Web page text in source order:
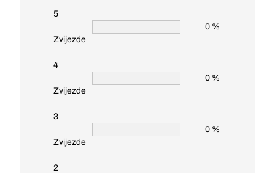
5
Zvijezde
0 %
4
Zvijezde
0 %
3
Zvijezde
0 %
2